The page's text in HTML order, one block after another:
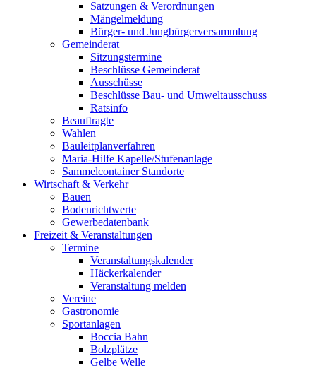
Satzungen & Verordnungen
Mängelmeldung
Bürger- und Jungbürgerversammlung
Gemeinderat
Sitzungstermine
Beschlüsse Gemeinderat
Ausschüsse
Beschlüsse Bau- und Umweltausschuss
Ratsinfo
Beauftragte
Wahlen
Bauleitplanverfahren
Maria-Hilfe Kapelle/Stufenanlage
Sammelcontainer Standorte
Wirtschaft & Verkehr
Bauen
Bodenrichtwerte
Gewerbedatenbank
Freizeit & Veranstaltungen
Termine
Veranstaltungskalender
Häckerkalender
Veranstaltung melden
Vereine
Gastronomie
Sportanlagen
Boccia Bahn
Bolzplätze
Gelbe Welle